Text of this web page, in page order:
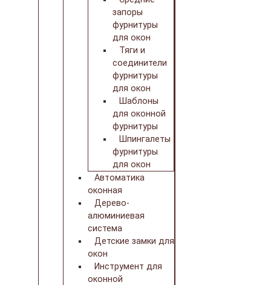
запоры
фурнитуры
для окон
Тяги и
соединители
фурнитуры
для окон
Шаблоны
для оконной
фурнитуры
Шпингалеты
фурнитуры
для окон
Автоматика
оконная
Дерево-
алюминиевая
система
Детские замки для
окон
Инструмент для
оконной